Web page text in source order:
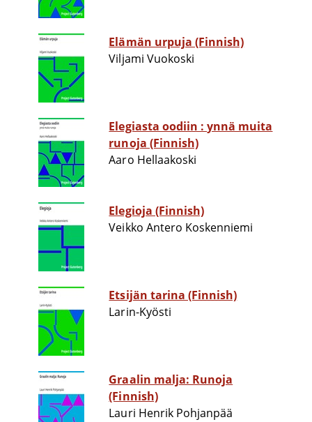
Elämän urpuja (Finnish)
Viljami Vuokoski
Elegiasta oodiin : ynnä muita
runoja (Finnish)
Aaro Hellaakoski
Elegioja (Finnish)
Veikko Antero Koskenniemi
Etsijän tarina (Finnish)
Larin-Kyösti
Graalin malja: Runoja
(Finnish)
Lauri Henrik Pohjanpää